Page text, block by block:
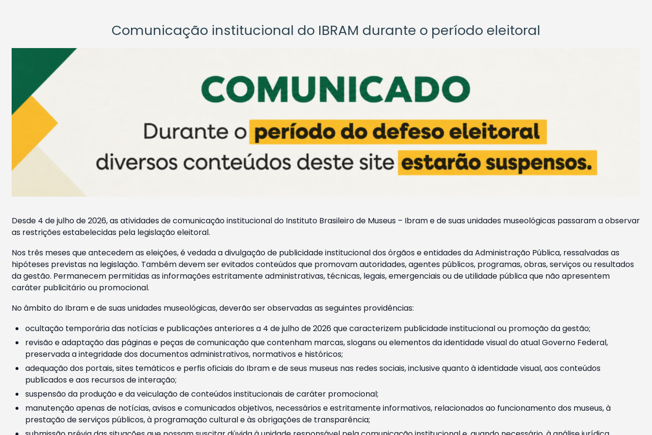
Comunicação institucional do IBRAM durante o período eleitoral
Desde 4 de julho de 2026, as atividades de comunicação institucional do Instituto Brasileiro de Museus – Ibram e de suas unidades museológicas passaram a observar
as restrições estabelecidas pela legislação eleitoral.
Nos três meses que antecedem as eleições, é vedada a divulgação de publicidade institucional dos órgãos e entidades da Administração Pública, ressalvadas as
hipóteses previstas na legislação. Também devem ser evitados conteúdos que promovam autoridades, agentes públicos, programas, obras, serviços ou resultados
da gestão. Permanecem permitidas as informações estritamente administrativas, técnicas, legais, emergenciais ou de utilidade pública que não apresentem
caráter publicitário ou promocional.
No âmbito do Ibram e de suas unidades museológicas, deverão ser observadas as seguintes providências:
ocultação temporária das notícias e publicações anteriores a 4 de julho de 2026 que caracterizem publicidade institucional ou promoção da gestão;
revisão e adaptação das páginas e peças de comunicação que contenham marcas, slogans ou elementos da identidade visual do atual Governo Federal,
preservada a integridade dos documentos administrativos, normativos e históricos;
adequação dos portais, sites temáticos e perfis oficiais do Ibram e de seus museus nas redes sociais, inclusive quanto à identidade visual, aos conteúdos
publicados e aos recursos de interação;
suspensão da produção e da veiculação de conteúdos institucionais de caráter promocional;
manutenção apenas de notícias, avisos e comunicados objetivos, necessários e estritamente informativos, relacionados ao funcionamento dos museus, à
prestação de serviços públicos, à programação cultural e às obrigações de transparência;